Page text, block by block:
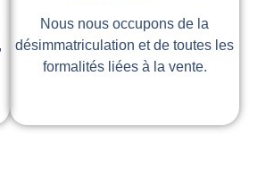
Nous nous occupons de la
désimmatriculation et de toutes les
formalités liées à la vente.